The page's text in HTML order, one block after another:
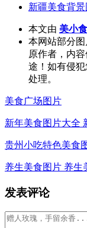
新疆美食背
本文由 美小食
本网站部分
原作者，内
途！如有侵
处理。
美食广场图片
新年美食图片大全
贵州小吃特色美食
养生美食图片 养生
发表评论